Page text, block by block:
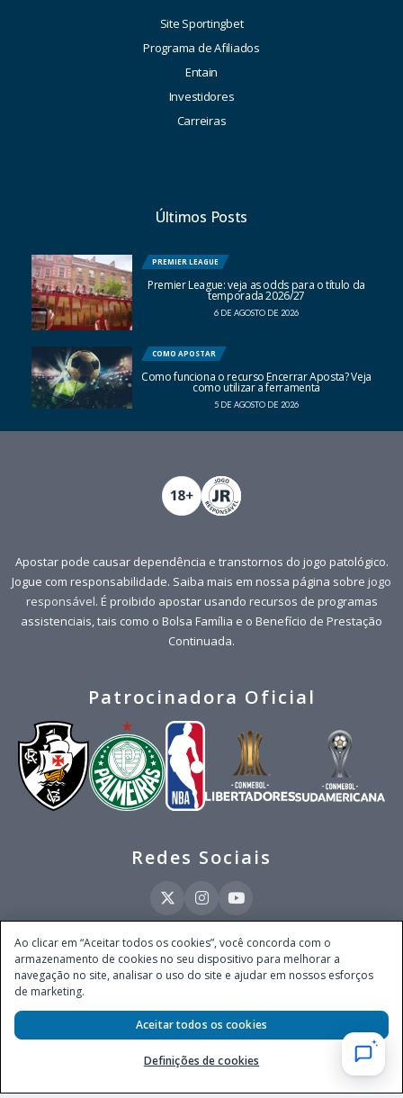
Site Sportingbet
Programa de Afiliados
Entain
Investidores
Carreiras
Últimos Posts
PREMIER LEAGUE
Premier League: veja as odds para o título da
temporada 2026/27
6 DE AGOSTO DE 2026
COMO APOSTAR
Como funciona o recurso Encerrar Aposta? Veja
como utilizar a ferramenta
5 DE AGOSTO DE 2026
Apostar pode causar dependência e transtornos do jogo patológico.
Jogue com responsabilidade. Saiba mais em nossa página sobre jogo
responsável. É proibido apostar usando recursos de programas
assistenciais, tais como o Bolsa Família e o Benefício de Prestação
Continuada.
Patrocinadora Oficial
Redes Sociais
Este site é operado pela Ventmear Brasil LTDA (CNPJ 52.868.380/0001-84), com
endereço na Avenida Brigadeiro Faria Lima, nº 4.055, 3º andar, Itaim Bibi, no
Município de São Paulo, Estado de São Paulo, CEP 04538-133, Brasil - empresa
Secretaria de Prêmios e Apostas do Ministério da Fazenda, conforme Portaria nº
247, de 07.02.2025, publicada no DOU em 11.2.2025.
Ao clicar em “Aceitar todos os cookies”, você concorda com o
armazenamento de cookies no seu dispositivo para melhorar a
navegação no site, analisar o uso do site e ajudar em nossos esforços
de marketing.
Definições de cookies
Aceitar todos os cookies